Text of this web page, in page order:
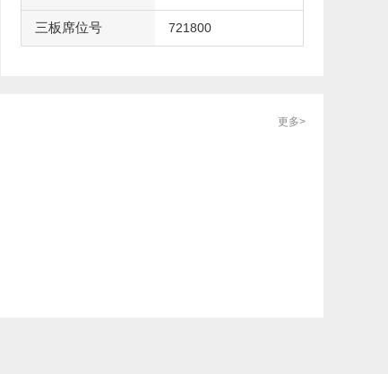
三板席位号 721800
更多>